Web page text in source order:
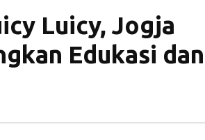
Luicy, Jogja
Edukasi dan